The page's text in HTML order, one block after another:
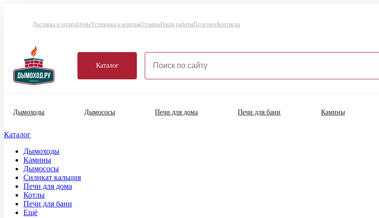
Доставка и оплатаЦеныУстановка и монтажОтзывыНаши работыПолезное Контакты
Каталог
Дымоходы Дымососы Печи для дома Печи для бани Камины
Каталог
Дымоходы
Камины
Дымососы
Силикат кальция
Печи для дома
Котлы
Печи для бани
Ещё